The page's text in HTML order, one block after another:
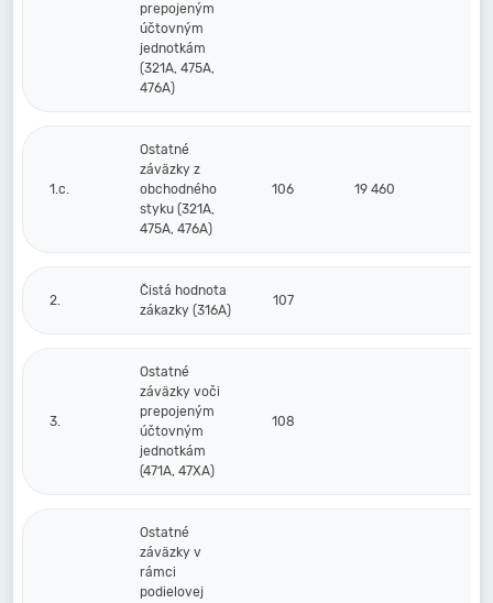
prepojeným
účtovným
jednotkám
(321A, 475A,
476A)
1.c.
Ostatné
záväzky z
obchodného
styku (321A,
475A, 476A)
106 19 460
2.
Čistá hodnota
zákazky (316A)
107
3.
Ostatné
záväzky voči
prepojeným
účtovným
jednotkám
(471A, 47XA)
108
Ostatné
záväzky v
rámci
podielovej